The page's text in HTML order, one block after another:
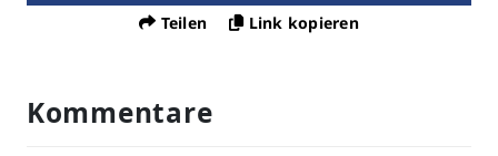
Teilen
Link kopieren
Kommentare